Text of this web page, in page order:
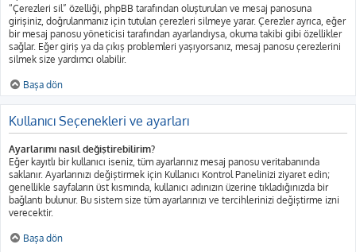
“Çerezleri sil” özelliği, phpBB tarafından oluşturulan ve mesaj panosuna
girişiniz, doğrulanmanız için tutulan çerezleri silmeye yarar. Çerezler ayrıca, eğer
bir mesaj panosu yöneticisi tarafından ayarlandıysa, okuma takibi gibi özellikler
sağlar. Eğer giriş ya da çıkış problemleri yaşıyorsanız, mesaj panosu çerezlerini
silmek size yardımcı olabilir.
Başa dön
Kullanıcı Seçenekleri ve ayarları
Ayarlarımı nasıl değiştirebilirim?
Eğer kayıtlı bir kullanıcı iseniz, tüm ayarlarınız mesaj panosu veritabanında
saklanır. Ayarlarınızı değiştirmek için Kullanıcı Kontrol Panelinizi ziyaret edin;
genellikle sayfaların üst kısmında, kullanıcı adınızın üzerine tıkladığınızda bir
bağlantı bulunur. Bu sistem size tüm ayarlarınızı ve tercihlerinizi değiştirme izni
verecektir.
Başa dön